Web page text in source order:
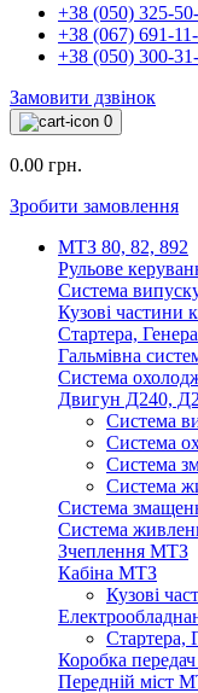
+38 (050) 325-
+38 (067) 691-
+38 (050) 300-
Замовити дзвінок
0
0.00 грн.
Зробити замовлення
МТЗ 80, 82, 892
Рульове
Система випуску
Кузові частини
Стартера,
Гальмівна
Система
Двигун Д240,
Система
Система
Система
Система
Система
Система
Зчеплення МТЗ
Кабіна МТЗ
Кузові
Стартера,
Коробка
Передній міст